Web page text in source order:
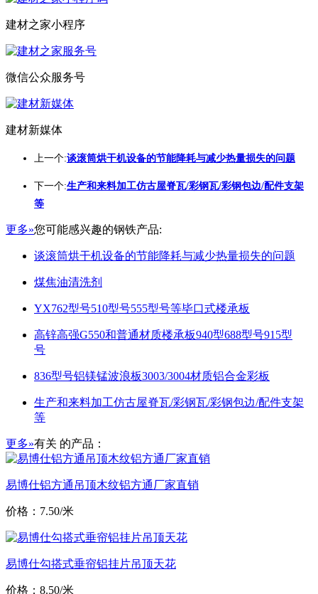
建材之家小程序
微信公众服务号
建材新媒体
上一个:谈滚筒烘干机设备的节能降耗与减少热量损失的问题
下一个:生产和来料加工仿古屋脊瓦/彩钢瓦/彩钢包边/配件支架
等
更多»您可能感兴趣的钢铁产品:
谈滚筒烘干机设备的节能降耗与减少热量损失的问题
煤焦油清洗剂
YX762型号510型号555型号等毕口式楼承板
高锌高强G550和普通材质楼承板940型688型号915型
号
836型号铝镁锰波浪板3003/3004材质铝合金彩板
生产和来料加工仿古屋脊瓦/彩钢瓦/彩钢包边/配件支架
等
更多»有关 的产品：
易博仕铝方通吊顶木纹铝方通厂家直销
价格：7.50/米
易博仕勾搭式垂帘铝挂片吊顶天花
价格：8.50/米